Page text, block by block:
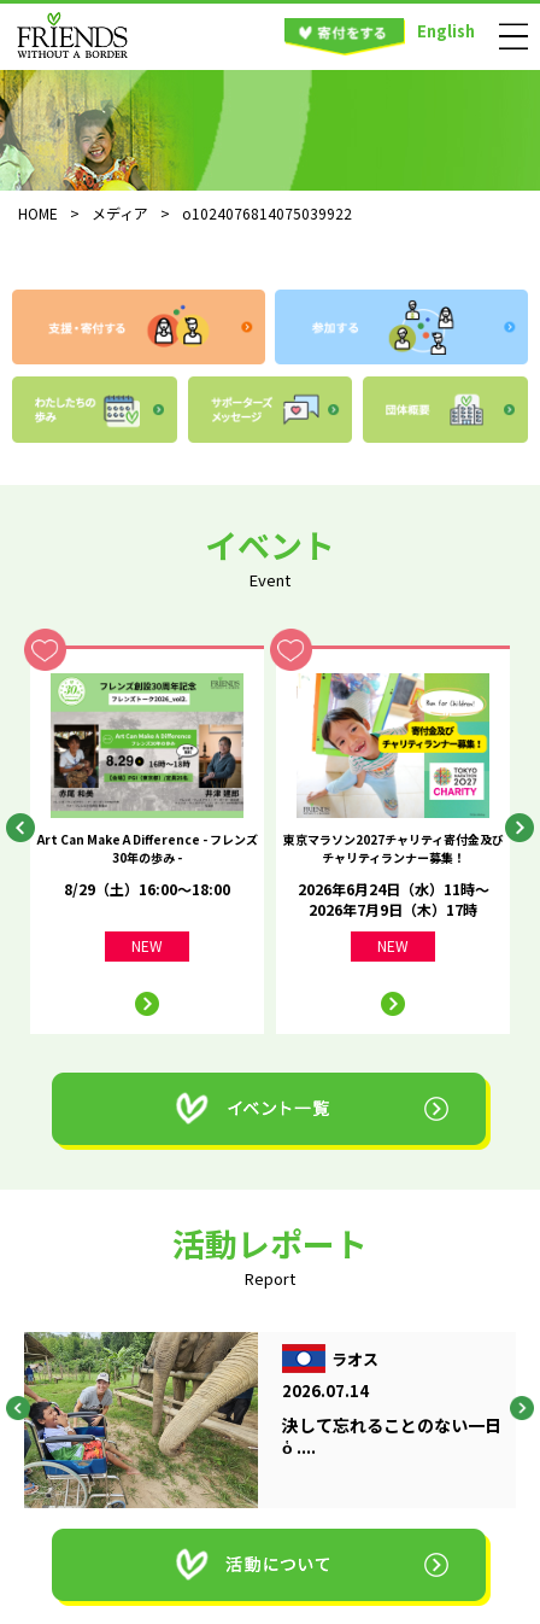
English
HOME > メディア > o1024076814075039922
イベント
Event
Art Can Make A Difference - フレンズ
30年の歩み -
8/29（土）16:00～18:00
NEW
東京マラソン2027チャリティ寄付金及び
チャリティランナー募集！
2026年6月24日（水）11時～
2026年7月9日（木）17時
NEW
活動レポート
Report
ラオス
2026.07.14
決して忘れることのない一日
ὁ ....